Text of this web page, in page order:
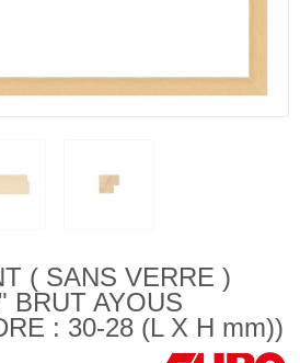
( SANS VERRE )
BRUT AYOUS
: 30-28 (L X H mm))